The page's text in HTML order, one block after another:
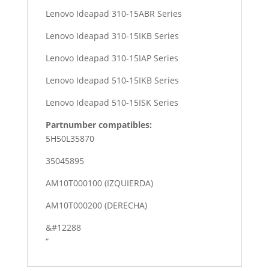
Lenovo Ideapad 310-15ABR Series
Lenovo Ideapad 310-15IKB Series
Lenovo Ideapad 310-15IAP Series
Lenovo Ideapad 510-15IKB Series
Lenovo Ideapad 510-15ISK Series
Partnumber compatibles:
5H50L35870
35045895
AM10T000100 (IZQUIERDA)
AM10T000200 (DERECHA)
&#12288
“